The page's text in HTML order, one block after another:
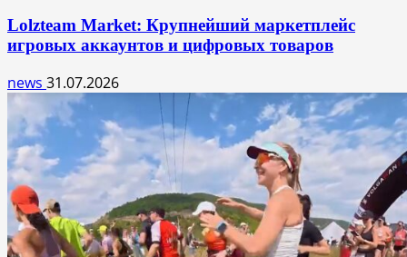
Lolzteam Market: Крупнейший маркетплейс
игровых аккаунтов и цифровых товаров
news 31.07.2026